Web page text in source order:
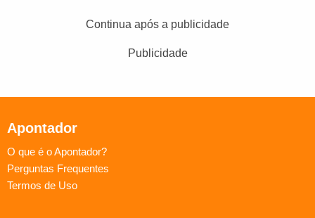
Continua após a publicidade
Publicidade
Apontador
O que é o Apontador?
Perguntas Frequentes
Termos de Uso